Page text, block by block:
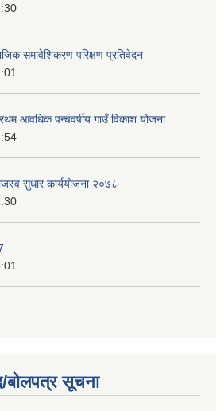
समावेशिकरण परिक्षण प्रतिवेदन
आवधिक पन्चवर्षीय गाउँ विकाश योजना
सुधार कार्ययोजना २०७८
बोलपत्र सूचना